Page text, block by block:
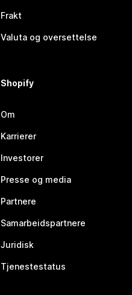
Frakt
Valuta og oversettelse
Shopify
Om
Karrierer
Investorer
Presse og media
Partnere
Samarbeidspartnere
Juridisk
Tjenestestatus